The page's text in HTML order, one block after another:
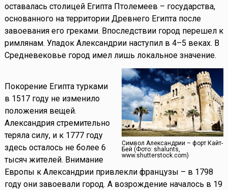
оставалась столицей Египта Птолемеев – государства,
основанного на территории Древнего Египта после
завоевания его греками. Впоследствии город перешел к
римлянам. Упадок Александрии наступил в 4–5 веках. В
Средневековье город имел лишь локальное значение.
Символ Александрии – форт Кайт-
Бей (Фото: shalunts,
www.shutterstock.com)
Покорение Египта турками
в 1517 году не изменило
положения вещей.
Александрия стремительно
теряла силу, и к 1777 году
здесь осталось не более 6
тысяч жителей. Внимание
Европы к Александрии привлекли французы – в 1798
году они завоевали город. А возрождение началось в 19